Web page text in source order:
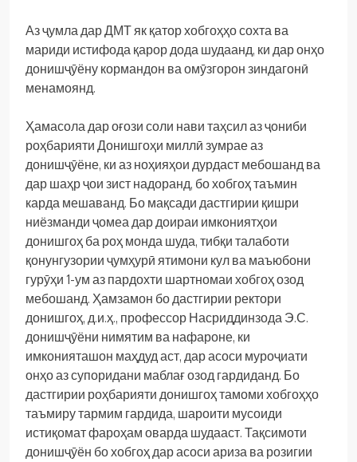
Аз ҷумла дар ДМТ як қатор хобгоҳҳо сохта ва
мариди истифода қарор дода шудаанд, ки дар онҳо
донишҷӯёну кормандон ва омӯзгорон зиндагонӣ
менамоянд.
Ҳамасола дар оғози соли нави таҳсил аз ҷониби
роҳбарияти Донишгоҳи миллӣ зумрае аз
донишҷӯёне, ки аз ноҳияҳои дурдаст мебошанд ва
дар шаҳр ҷои зист надоранд, бо хобгоҳ таъмин
карда мешаванд. Бо мақсади дастгирии қишри
ниёзманди ҷомеа дар доираи имкониятҳои
донишгоҳ ба роҳ монда шуда, тибқи талаботи
қонунгузории ҷумҳурӣ ятимони кул ва маъюбони
гурӯҳи 1-ум аз пардохти шартномаи хобгоҳ озод
мебошанд. Ҳамзамон бо дастгирии ректори
донишгоҳ, д.и.ҳ., профессор Насриддинзода Э.С.
донишҷӯёни нимятим ва нафароне, ки
имконияташон маҳдуд аст, дар асоси муроҷиати
онҳо аз супоридани маблағ озод гардиданд. Бо
дастгирии роҳбарияти донишгоҳ тамоми хобгоҳҳо
таъмиру тармим гардида, шароити мусоиди
истиқомат фароҳам оварда шудааст. Тақсимоти
донишҷӯён бо хобгоҳ дар асоси ариза ва розигии